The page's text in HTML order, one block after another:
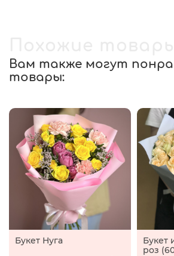
Вам также могут
товары:
Букет Нуга
Букет
роз